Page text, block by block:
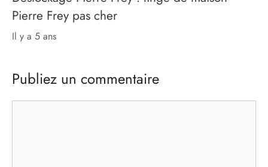
Pierre Frey pas cher
il y a 5 ans
Publiez un commentaire